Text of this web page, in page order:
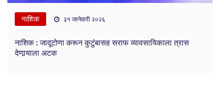
नाशिक ३१ जानेवारी २०२६
नाशिक : जादूटोणा करून कुटुंबासह सराफ व्यावसायिकाला त्रास
देणार्‍याला अटक